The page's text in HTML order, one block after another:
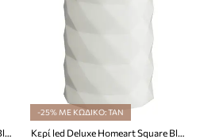
Κερί led Deluxe Homeart Square Bloklys 7,5 x 12,5 cm
-25% ΜΕ ΚΩΔΙΚΟ: TAN
Κερί led Deluxe Homeart Square Bloklys 7,5 x 15 cm